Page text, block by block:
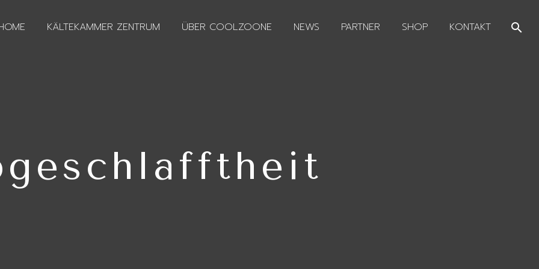
KÄLTEKAMMER ZENTRUM ÜBER COOLZOONE NEWS PARTNER SHOP KONTAKT